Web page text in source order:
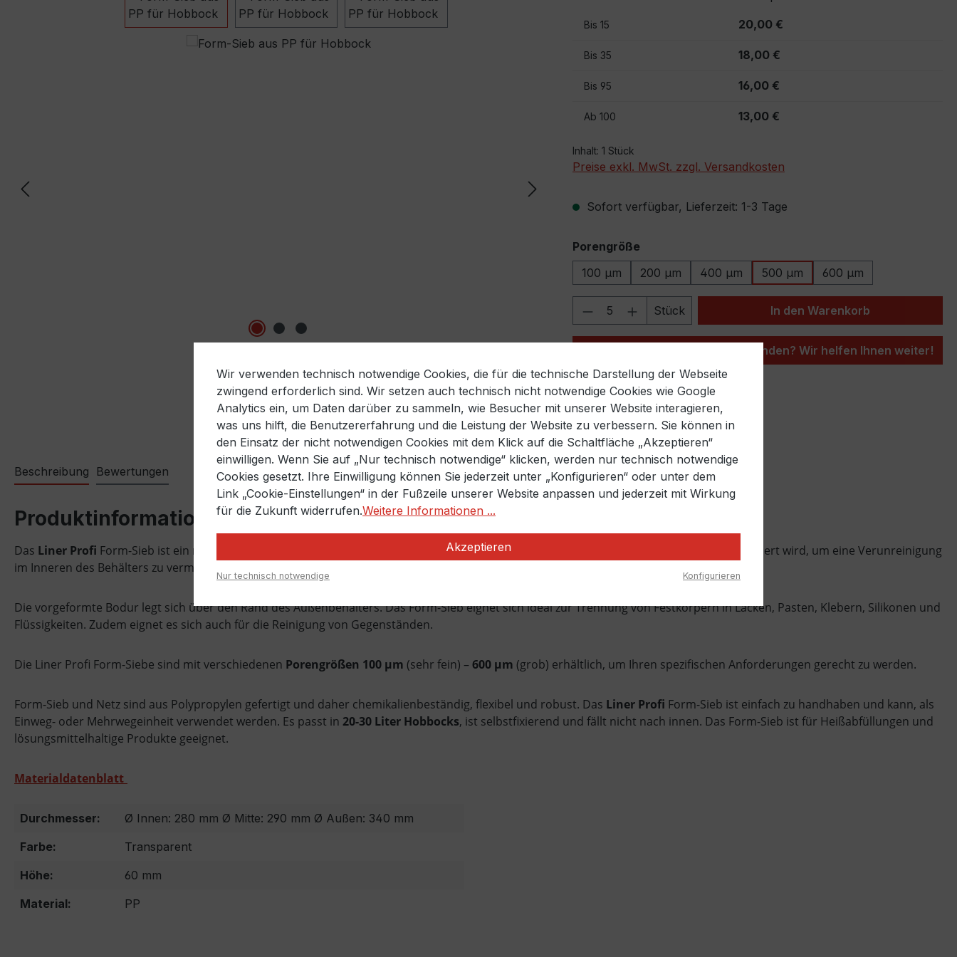
Bis 15 20,00 €
Bis 35 18,00 €
Bis 95 16,00 €
Ab 100 13,00 €
Inhalt: 1 Stück
Preise exkl. MwSt. zzgl. Versandkosten
Sofort verfügbar, Lieferzeit: 1-3 Tage
Porengrößeauswählen
100 µm
200 µm 400 µm 500 µm 600 µm
Produkt Anzahl: Gib den gewünschten Wert
Stück In den Warenkorb
Nicht die passende Menge gefunden? Wir helfen Ihnen weiter!
Zum Merkzettel hinzufügen
Produktnummer:SW10013.4
Beschreibung Bewertungen
Produktinformationen "Form-Sieb aus PP für Hobbock "
Das Liner Profi Form-Sieb ist ein nahtloser Behälter, der im Tiefziehverfahren hergestellt wird und mit einem eingeschweißten Netz kombiniert wird, um eine Verunreinigung
im Inneren des Behälters zu vermeiden.
Die vorgeformte Bodur legt sich über den Rand des Außenbehälters. Das Form-Sieb eignet sich ideal zur Trennung von Festkörpern in Lacken, Pasten, Klebern, Silikonen und
Flüssigkeiten. Zudem eignet es sich auch für die Reinigung von Gegenständen.
Die Liner Profi Form-Siebe sind mit verschiedenen Porengrößen 100 µm (sehr fein) – 600 µm (grob) erhältlich, um Ihren spezifischen Anforderungen gerecht zu werden.
Form-Sieb und Netz sind aus Polypropylen gefertigt und daher chemikalienbeständig, flexibel und robust. Das Liner Profi Form-Sieb ist einfach zu handhaben und kann, als
Einweg- oder Mehrwegeinheit verwendet werden. Es passt in 20-30 Liter Hobbocks, ist selbstfixierend und fällt nicht nach innen. Das Form-Sieb ist für Heißabfüllungen und
lösungsmittelhaltige Produkte geeignet.
Materialdatenblatt
Durchmesser:
Ø Innen: 280 mm Ø Mitte: 290 mm Ø Außen: 340 mm
Farbe:
Transparent
Höhe:
60 mm
Material:
PP
Wir verwenden technisch notwendige Cookies, die für die technische Darstellung der Webseite
zwingend erforderlich sind. Wir setzen auch technisch nicht notwendige Cookies wie Google
Analytics ein, um Daten darüber zu sammeln, wie Besucher mit unserer Website interagieren,
was uns hilft, die Benutzererfahrung und die Leistung der Website zu verbessern. Sie können in
den Einsatz der nicht notwendigen Cookies mit dem Klick auf die Schaltfläche „Akzeptieren“
einwilligen. Wenn Sie auf „Nur technisch notwendige“ klicken, werden nur technisch notwendige
Cookies gesetzt. Ihre Einwilligung können Sie jederzeit unter „Konfigurieren“ oder unter dem
Link „Cookie-Einstellungen“ in der Fußzeile unserer Website anpassen und jederzeit mit Wirkung
für die Zukunft widerrufen.Weitere Informationen ...
Akzeptieren
Nur technisch notwendige Konfigurieren